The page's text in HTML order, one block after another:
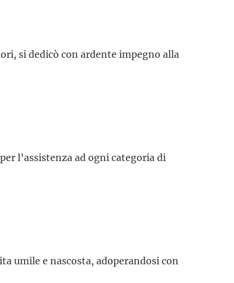
si dedicò con ardente impegno alla
l’assistenza ad ogni categoria di
umile e nascosta, adoperandosi con